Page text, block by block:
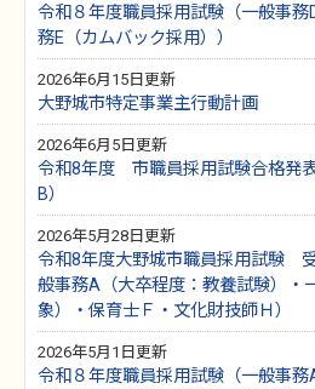
令和８年度職員採用試験（一般事
務E（カムバック採用））
2026年6月15日更新
大野城市特定事業主行動計画
2026年6月5日更新
令和8年度 市職員採用試験合格発
B）
2026年5月28日更新
令和8年度大野城市職員採用試験
般事務A（大卒程度：教養試験）・
象）・保育士Ｆ・文化財技師Ｈ）
2026年5月1日更新
令和８年度職員採用試験（一般事